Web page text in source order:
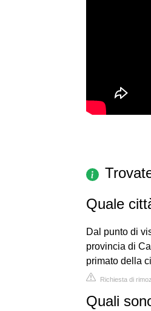
Quale
Dal punto di
provincia di
primato della
Richiesta di
Quali